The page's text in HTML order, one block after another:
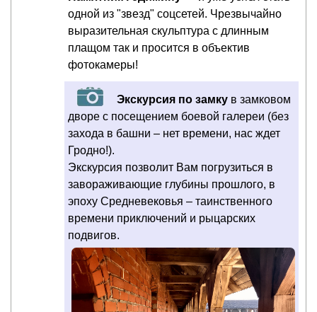
одной из "звезд" соцсетей. Чрезвычайно
выразительная скульптура с длинным
плащом так и просится в объектив
фотокамеры!
Экскурсия по замку в замковом
дворе с посещением боевой галереи (без
захода в башни – нет времени, нас ждет
Гродно!).
Экскурсия позволит Вам погрузиться в
завораживающие глубины прошлого, в
эпоху Средневековья – таинственного
времени приключений и рыцарских
подвигов.